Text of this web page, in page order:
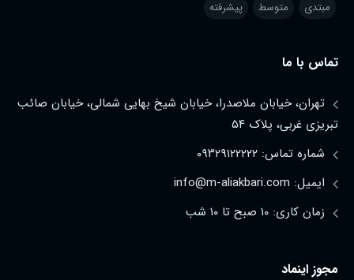
مبتدی متوسط پیشرفته
تماس با ما
تهران، خیابان ملاصدرا، خیابان شیخ بهایی شمالی، خیابان صائب
تبریزی غربی، پلاک ۵۴
شماره تماس: ۰۹۳۲۹۱۲۲۲۲۲
ایمیل: info@m-aliakbari.com
زمان کاری: ۱۰ صبح تا ۱۰ شب
مجوز اینماد